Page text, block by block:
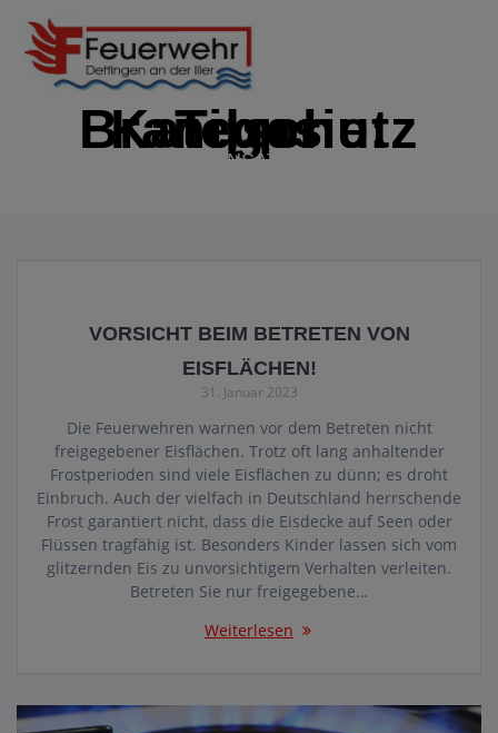
Inhalt
Kategorie:
Brandschutz Tipps
IMMER EINSATZBEREIT
VORSICHT BEIM BETRETEN VON
EISFLÄCHEN!
31. Januar 2023
Die Feuerwehren warnen vor dem Betreten nicht
freigegebener Eisflächen. Trotz oft lang anhaltender
Frostperioden sind viele Eisflächen zu dünn; es droht
Einbruch. Auch der vielfach in Deutschland herrschende
Frost garantiert nicht, dass die Eisdecke auf Seen oder
Flüssen tragfähig ist. Besonders Kinder lassen sich vom
glitzernden Eis zu unvorsichtigem Verhalten verleiten.
Betreten Sie nur freigegebene…
Weiterlesen